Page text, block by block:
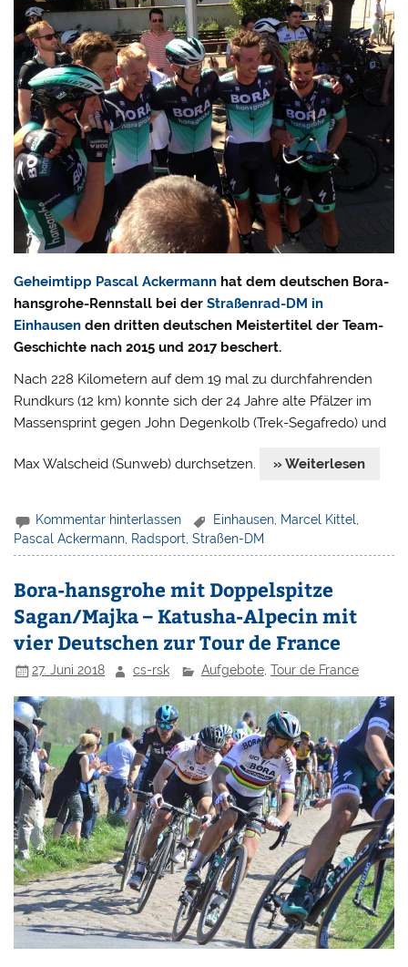
Geheimtipp Pascal Ackermann hat dem deutschen Bora-
hansgrohe-Rennstall bei derStraßenrad-DM in
Einhausen den dritten deutschen Meistertitel der Team-
Geschichte nach 2015 und 2017 beschert.
Nach 228 Kilometern auf dem 19 mal zu durchfahrenden
Rundkurs (12 km) konnte sich der 24 Jahre alte Pfälzer im
Massensprint gegen John Degenkolb (Trek-Segafredo) und
Max Walscheid (Sunweb) durchsetzen. » Weiterlesen
Kommentar hinterlassen Einhausen Marcel Kittel
Pascal Ackermann, Radsport,Straßen-DM
Bora-hansgrohe mit Doppelspitze
Sagan/Majka – Katusha-Alpecin mit
vier Deutschen zur Tour de France
27. Juni 2018 cs-rsk Aufgebote, Tour de France